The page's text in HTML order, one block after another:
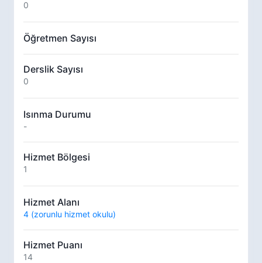
0
Öğretmen Sayısı
Derslik Sayısı
0
Isınma Durumu
-
Hizmet Bölgesi
1
Hizmet Alanı
4 (zorunlu hizmet okulu)
Hizmet Puanı
14